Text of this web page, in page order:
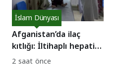
Afganistan’da ilaç
kıtlığı: İltihaplı hepatit
ve kızamık salgını
İslam Dünyası
2 saat önce